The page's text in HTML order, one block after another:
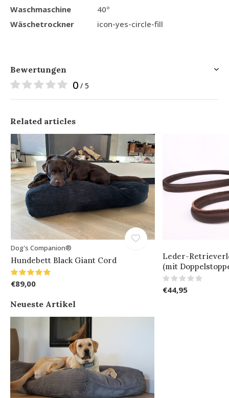
Waschmaschine
40º
Wäschetrockner
icon-yes-circle-fill
Bewertungen
0 / 5
Related articles
Dog's Companion®
Hundebett Black Giant Cord
€89,00
Leder-
(mit
€44,95
Neueste Artikel